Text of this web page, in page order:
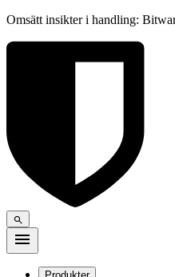
Omsätt insikter i handling: